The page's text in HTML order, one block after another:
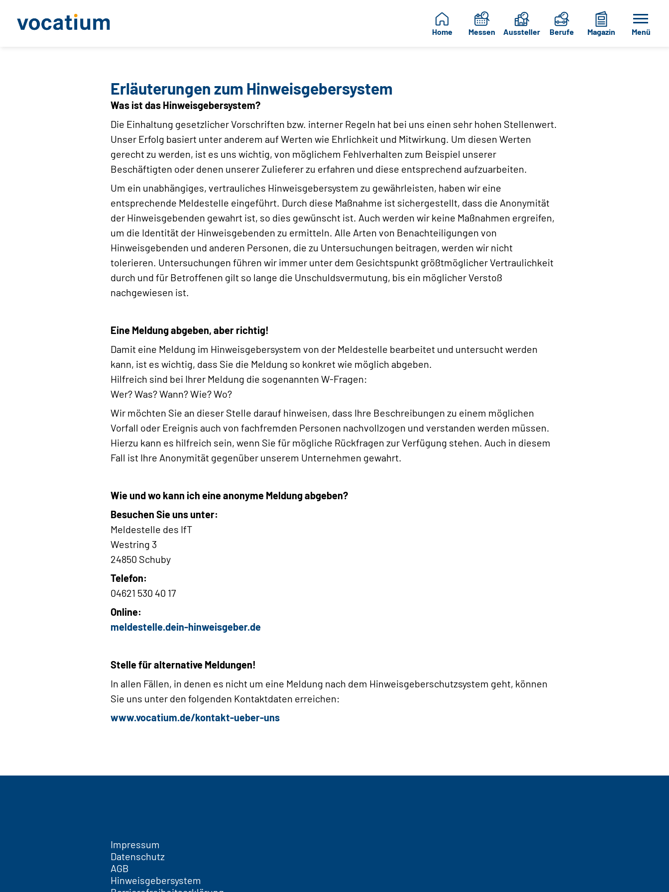
Home Messen Aussteller Berufe Magazin Menü
Erläuterungen zum Hinweisgebersystem
Was ist das Hinweisgebersystem?
Die Einhaltung gesetzlicher Vorschriften bzw. interner Regeln hat bei uns einen sehr hohen Stellenwert.
Unser Erfolg basiert unter anderem auf Werten wie Ehrlichkeit und Mitwirkung. Um diesen Werten
gerecht zu werden, ist es uns wichtig, von möglichem Fehlverhalten zum Beispiel unserer
Beschäftigten oder denen unserer Zulieferer zu erfahren und diese entsprechend aufzuarbeiten.
Um ein unabhängiges, vertrauliches Hinweisgebersystem zu gewährleisten, haben wir eine
entsprechende Meldestelle eingeführt. Durch diese Maßnahme ist sichergestellt, dass die Anonymität
der Hinweisgebenden gewahrt ist, so dies gewünscht ist. Auch werden wir keine Maßnahmen ergreifen,
um die Identität der Hinweisgebenden zu ermitteln. Alle Arten von Benachteiligungen von
Hinweisgebenden und anderen Personen, die zu Untersuchungen beitragen, werden wir nicht
tolerieren. Untersuchungen führen wir immer unter dem Gesichtspunkt größtmöglicher Vertraulichkeit
durch und für Betroffenen gilt so lange die Unschuldsvermutung, bis ein möglicher Verstoß
nachgewiesen ist.
Eine Meldung abgeben, aber richtig!
Damit eine Meldung im Hinweisgebersystem von der Meldestelle bearbeitet und untersucht werden
kann, ist es wichtig, dass Sie die Meldung so konkret wie möglich abgeben.
Hilfreich sind bei Ihrer Meldung die sogenannten W-Fragen:
Wer? Was? Wann? Wie? Wo?
Wir möchten Sie an dieser Stelle darauf hinweisen, dass Ihre Beschreibungen zu einem möglichen
Vorfall oder Ereignis auch von fachfremden Personen nachvollzogen und verstanden werden müssen.
Hierzu kann es hilfreich sein, wenn Sie für mögliche Rückfragen zur Verfügung stehen. Auch in diesem
Fall ist Ihre Anonymität gegenüber unserem Unternehmen gewahrt.
Wie und wo kann ich eine anonyme Meldung abgeben?
Besuchen Sie uns unter:
Meldestelle des IfT
Westring 3
24850 Schuby
Telefon:
04621 530 40 17
Online:
meldestelle.dein-hinweisgeber.de
Stelle für alternative Meldungen!
In allen Fällen, in denen es nicht um eine Meldung nach dem Hinweisgeberschutzsystem geht, können
Sie uns unter den folgenden Kontaktdaten erreichen:
www.vocatium.de/kontakt-ueber-uns
Impressum
Datenschutz
AGB
Hinweisgebersystem